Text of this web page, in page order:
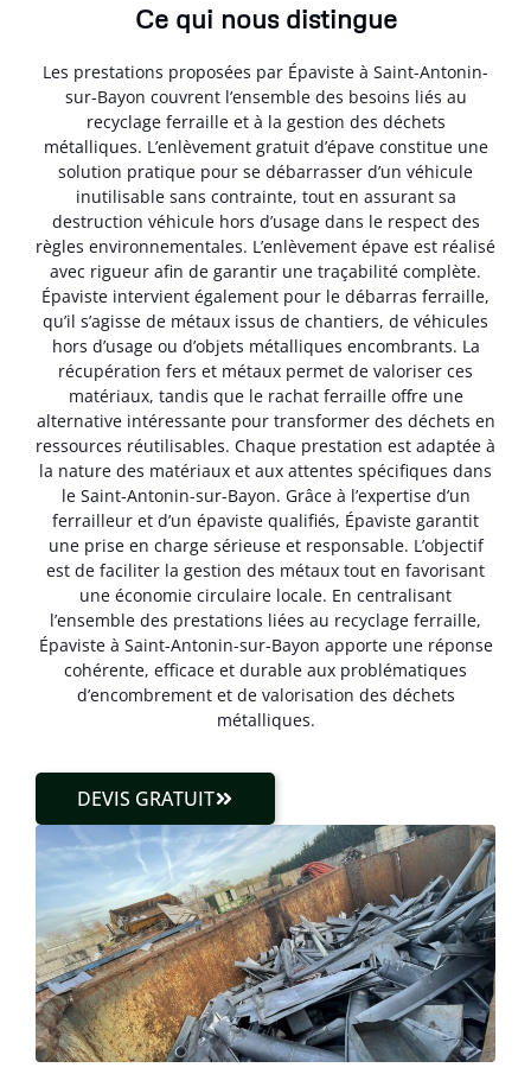
Ce qui nous distingue
Les prestations proposées par Épaviste à Saint-Antonin-
sur-Bayon couvrent l’ensemble des besoins liés au
recyclage ferraille et à la gestion des déchets
métalliques. L’enlèvement gratuit d’épave constitue une
solution pratique pour se débarrasser d’un véhicule
inutilisable sans contrainte, tout en assurant sa
destruction véhicule hors d’usage dans le respect des
règles environnementales. L’enlèvement épave est réalisé
avec rigueur afin de garantir une traçabilité complète.
Épaviste intervient également pour le débarras ferraille,
qu’il s’agisse de métaux issus de chantiers, de véhicules
hors d’usage ou d’objets métalliques encombrants. La
récupération fers et métaux permet de valoriser ces
matériaux, tandis que le rachat ferraille offre une
alternative intéressante pour transformer des déchets en
ressources réutilisables. Chaque prestation est adaptée à
la nature des matériaux et aux attentes spécifiques dans
le Saint-Antonin-sur-Bayon. Grâce à l’expertise d’un
ferrailleur et d’un épaviste qualifiés, Épaviste garantit
une prise en charge sérieuse et responsable. L’objectif
est de faciliter la gestion des métaux tout en favorisant
une économie circulaire locale. En centralisant
l’ensemble des prestations liées au recyclage ferraille,
Épaviste à Saint-Antonin-sur-Bayon apporte une réponse
cohérente, efficace et durable aux problématiques
d’encombrement et de valorisation des déchets
métalliques.
DEVIS GRATUIT